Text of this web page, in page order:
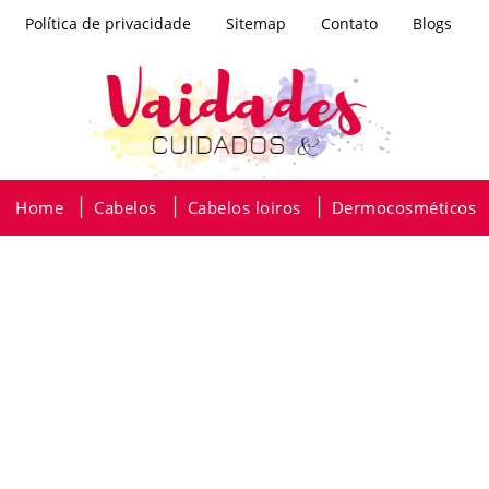
Política de privacidade Sitemap Contato Blogs
Home Cabelos Cabelos loiros Dermocosméticos